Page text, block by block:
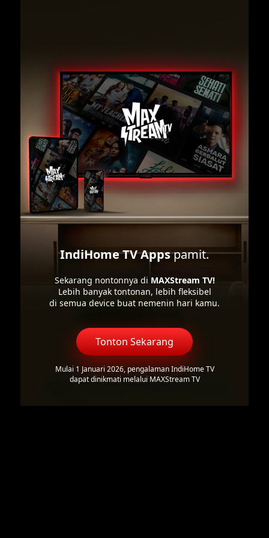
IndiHome TV Appspamit.
Sekarang nontonnya di MAXStream TV!
Lebih banyak tontonan, lebih fleksibel
di semua device buat nemenin hari kamu.
Tonton Sekarang
Mulai 1 Januari 2026, pengalaman IndiHome TV
dapat dinikmati melalui MAXStream TV